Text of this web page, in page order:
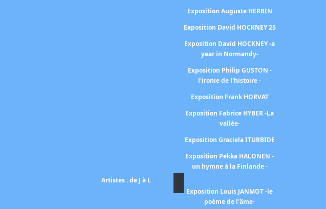
Exposition Auguste HERBIN
Exposition David HOCKNEY 25
Exposition David HOCKNEY -a
year in Normandy-
Exposition Philip GUSTON -
l'ironie de l'histoire -
Exposition Frank HORVAT
Exposition Fabrice HYBER -La
vallée-
Exposition Graciela ITURBIDE
Exposition Pekka HALONEN -
un hymne à la Finlande -
Artistes : de J à L
Exposition Louis JANMOT -le
poème de l'âme-